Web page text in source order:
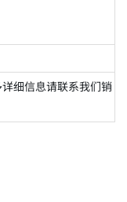
细信息请联系我们销